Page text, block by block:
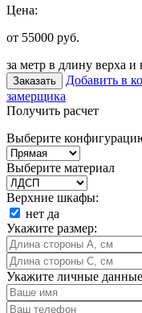
Цена:
от 55000 руб.
за метр в длину верха и
Заказать Добавить в
замерщика
Получить расчет
Выберите
Выберите материал
Верхние шкафы:
нет да
Укажите размер:
Укажите личные